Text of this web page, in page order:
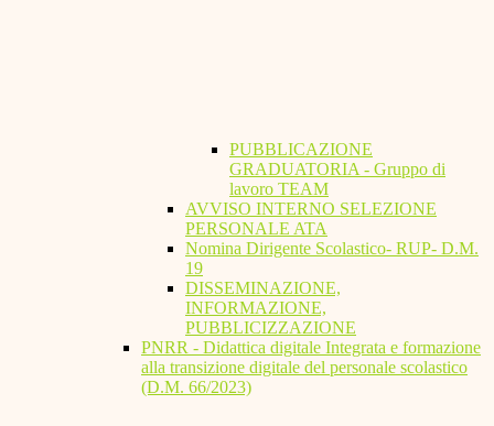
PUBBLICAZIONE
GRADUATORIA - Gruppo di
lavoro TEAM
AVVISO INTERNO SELEZIONE
PERSONALE ATA
Nomina Dirigente Scolastico- RUP- D.M.
19
DISSEMINAZIONE,
INFORMAZIONE,
PUBBLICIZZAZIONE
PNRR - Didattica digitale Integrata e formazione
alla transizione digitale del personale scolastico
(D.M. 66/2023)